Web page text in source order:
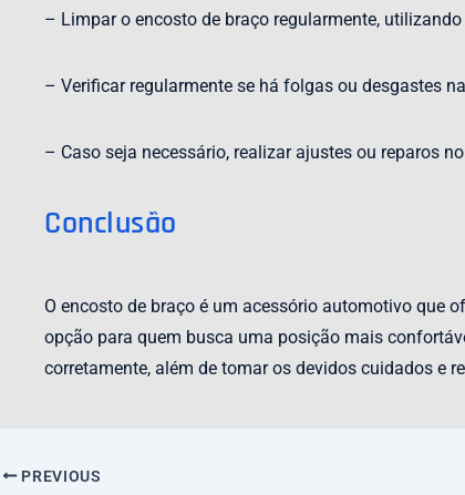
– Limpar o encosto de braço regularmente,
– Verificar regularmente se há folgas ou desgastes
– Caso seja necessário, realizar ajustes ou reparos
Conclusão
O encosto de braço é um acessório automotivo que
opção para quem busca uma posição mais
corretamente, além de tomar os devidos cuidados e
PREVIOUS